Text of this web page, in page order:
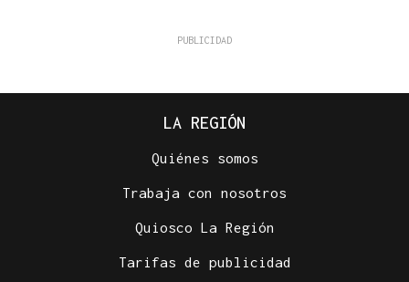
LA REGIÓN
Quiénes somos
Trabaja con nosotros
Quiosco La Región
Tarifas de publicidad